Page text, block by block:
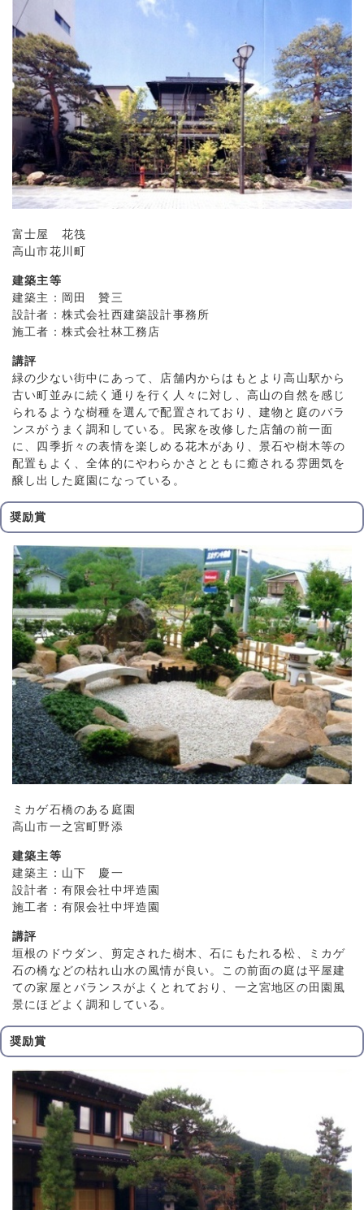
富士屋 花筏
高山市花川町
建築主等
建築主：岡田 贊三
設計者：株式会社西建築設計事務所
施工者：株式会社林工務店
講評
緑の少ない街中にあって、店舗内からはもとより高山駅から
古い町並みに続く通りを行く人々に対し、高山の自然を感じ
られるような樹種を選んで配置されており、建物と庭のバラ
ンスがうまく調和している。民家を改修した店舗の前一面
に、四季折々の表情を楽しめる花木があり、景石や樹木等の
配置もよく、全体的にやわらかさとともに癒される雰囲気を
醸し出した庭園になっている。
奨励賞
ミカゲ石橋のある庭園
高山市一之宮町野添
建築主等
建築主：山下 慶一
設計者：有限会社中坪造園
施工者：有限会社中坪造園
講評
垣根のドウダン、剪定された樹木、石にもたれる松、ミカゲ
石の橋などの枯れ山水の風情が良い。この前面の庭は平屋建
ての家屋とバランスがよくとれており、一之宮地区の田園風
景にほどよく調和している。
奨励賞